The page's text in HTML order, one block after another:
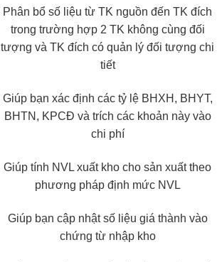
Phân bổ số liệu từ TK nguồn đến TK đích
trong trường hợp 2 TK không cùng đối
tượng và TK đích có quản lý đối tượng chi
tiết
Giúp bạn xác định các tỷ lệ BHXH, BHYT,
BHTN, KPCĐ và trích các khoản này vào
chi phí
Giúp tính NVL xuất kho cho sản xuất theo
phương pháp định mức NVL
Giúp bạn cập nhật số liệu giá thành vào
chứng từ nhập kho